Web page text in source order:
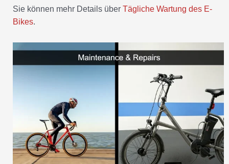
Sie können mehr Details über Tägliche Wartung des E-
Bikes.